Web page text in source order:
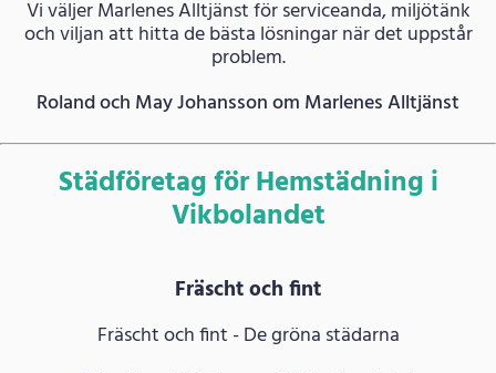
Vi väljer Marlenes Alltjänst för serviceanda, miljötänk
och viljan att hitta de bästa lösningar när det uppstår
problem.
Roland och May Johansson om Marlenes Alltjänst
Städföretag för Hemstädning i
Vikbolandet
Fräscht och fint
Fräscht och fint - De gröna städarna